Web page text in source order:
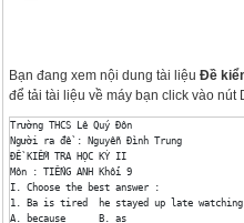
Bạn đang xem nội dung tài liệuĐề
để tải tài liệu về máy bạn click vào nút
Trường THCS Lê Quý Đôn
Người ra đề : Nguyễn Đình Trung
ĐỀ KIỂM TRA HỌC KỲ II
Môn : TIẾNG ANH Khối 9
I. Choose the best answer :
1. Ba is tired  he stayed up late watching
A. because	B. as